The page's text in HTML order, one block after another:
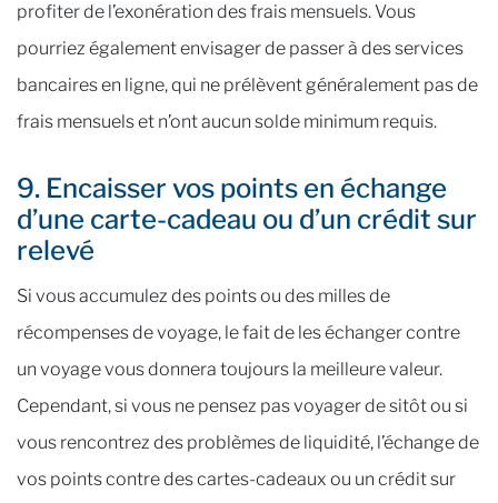
profiter de l’exonération des frais mensuels. Vous
pourriez également envisager de passer à des services
bancaires en ligne, qui ne prélèvent généralement pas de
frais mensuels et n’ont aucun solde minimum requis.
9. Encaisser vos points en échange
d’une carte-cadeau ou d’un crédit sur
relevé
Si vous accumulez des points ou des milles de
récompenses de voyage, le fait de les échanger contre
un voyage vous donnera toujours la meilleure valeur.
Cependant, si vous ne pensez pas voyager de sitôt ou si
vous rencontrez des problèmes de liquidité, l’échange de
vos points contre des cartes-cadeaux ou un crédit sur